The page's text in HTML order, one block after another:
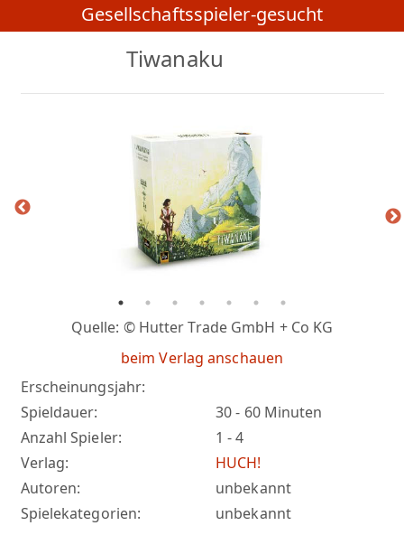
Gesellschaftsspieler-gesucht
Tiwanaku
Erscheinungsjahr:
Spieldauer:
30 - 60 Minuten
Anzahl Spieler:
1 - 4
Verlag:
HUCH!
Autoren:
unbekannt
Spielekategorien:
unbekannt
Quelle: © Hutter Trade GmbH + Co KG
beim Verlag anschauen